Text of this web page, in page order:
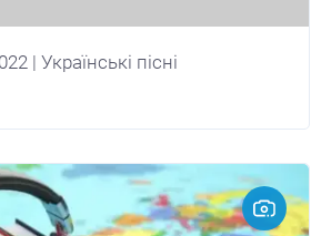
| Українські пісні